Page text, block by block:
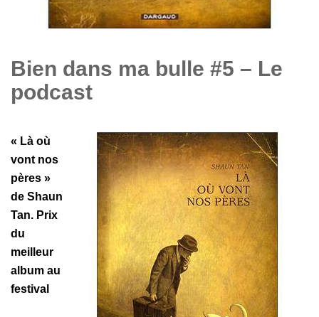
Bien dans ma bulle #5 – Le
podcast
« Là où
vont nos
pères »
de Shaun
Tan. Prix
du
meilleur
album au
festival